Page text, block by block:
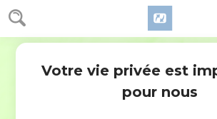
Votre vie privée est
pour nous